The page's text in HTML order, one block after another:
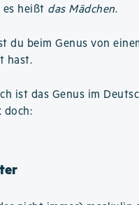
heißt das Mädchen.
du beim Genus von
hast.
ist das Genus im
doch: